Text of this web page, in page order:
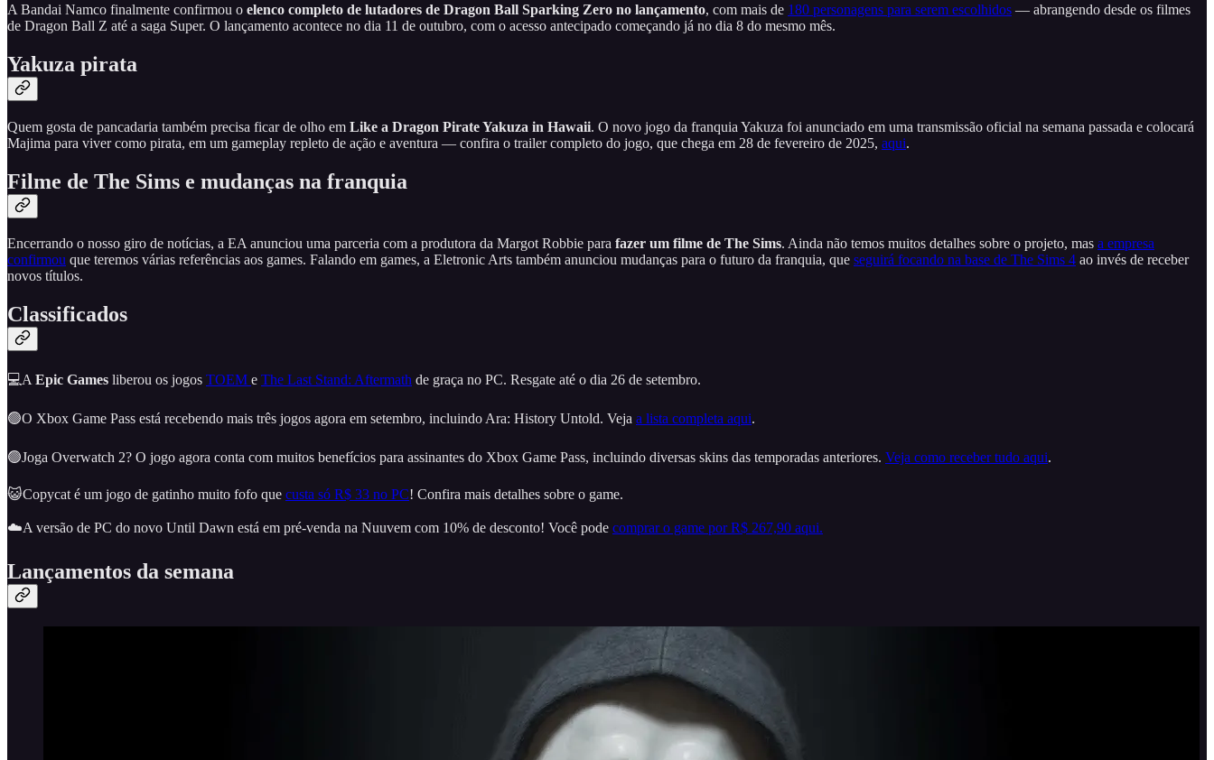
A Bandai Namco finalmente confirmou o elenco completo de lutadores de Dragon Ball Sparking Zero no lançamento, com mais de 180 personagens para serem escolhidos — abrangendo desde os filmes
de Dragon Ball Z até a saga Super. O lançamento acontece no dia 11 de outubro, com o acesso antecipado começando já no dia 8 do mesmo mês.
Yakuza pirata
Quem gosta de pancadaria também precisa ficar de olho em Like a Dragon Pirate Yakuza in Hawaii. O novo jogo da franquia Yakuza foi anunciado em uma transmissão oficial na semana passada e colocará
Majima para viver como pirata, em um gameplay repleto de ação e aventura — confira o trailer completo do jogo, que chega em 28 de fevereiro de 2025, aqui.
Filme de The Sims e mudanças na franquia
Encerrando o nosso giro de notícias, a EA anunciou uma parceria com a produtora da Margot Robbie para fazer um filme de The Sims. Ainda não temos muitos detalhes sobre o projeto, mas a empresa
confirmou que teremos várias referências aos games. Falando em games, a Eletronic Arts também anunciou mudanças para o futuro da franquia, que seguirá focando na base de The Sims 4 ao invés de receber
novos títulos.
Classificados
💻A Epic Games liberou os jogos TOEM e The Last Stand: Aftermath de graça no PC. Resgate até o dia 26 de setembro.
🟢O Xbox Game Pass está recebendo mais três jogos agora em setembro, incluindo Ara: History Untold. Veja a lista completa aqui.
🟢Joga Overwatch 2? O jogo agora conta com muitos benefícios para assinantes do Xbox Game Pass, incluindo diversas skins das temporadas anteriores. Veja como receber tudo aqui.
😺Copycat é um jogo de gatinho muito fofo que custa só R$ 33 no PC! Confira mais detalhes sobre o game.
☁️A versão de PC do novo Until Dawn está em pré-venda na Nuuvem com 10% de desconto! Você pode comprar o game por R$ 267,90 aqui.
Lançamentos da semana